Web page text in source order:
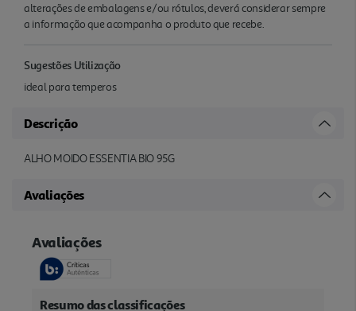
alterações de embalagens e/ou rótulos, deverá considerar sempre
a informação que acompanha o produto que recebe.
Sugestões Utilização
ideal para temperos
Descrição
ALHO MOIDO ESSENTIA BIO 95G
Avaliações